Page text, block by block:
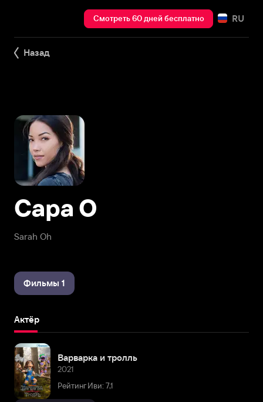
Смотреть 60 дней бесплатно RU
Назад
Sarah Oh
Сара О
Фильмы 1
Актёр
Варварка и тролль
2021
Рейтинг Иви: 7,1